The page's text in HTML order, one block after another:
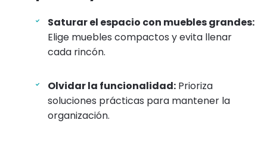
Saturar el espacio con muebles grandes:
Elige muebles compactos y evita llenar
cada rincón.
Olvidar la funcionalidad: Prioriza
soluciones prácticas para mantener la
organización.